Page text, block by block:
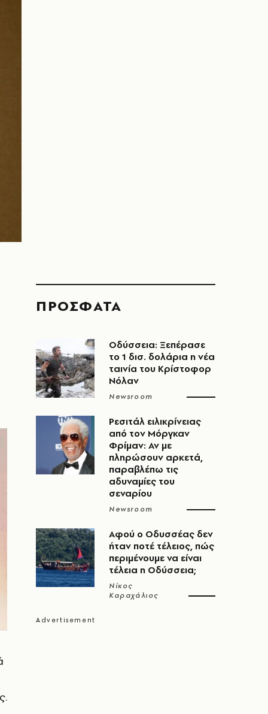
ΠΡΟΣΦΑΤΑ
Οδύσσεια: Ξεπέρασε
το 1 δισ. δολάρια η νέα
ταινία του Κρίστοφορ
Νόλαν
Newsroom
Ρεσιτάλ ειλικρίνειας
από τον Μόργκαν
Φρίμαν: Αν με
πληρώσουν αρκετά,
παραβλέπω τις
αδυναμίες του
σεναρίου
Newsroom
Αφού ο Οδυσσέας δεν
ήταν ποτέ τέλειος, πώς
περιμένουμε να είναι
τέλεια η Οδύσσεια;
Νίκος
Καραχάλιος